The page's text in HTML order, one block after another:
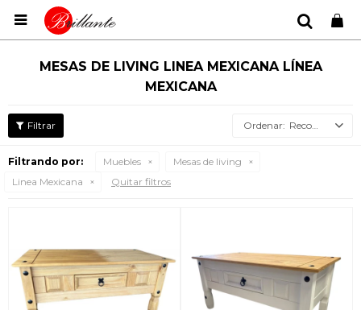

MESAS DE LIVING LINEA MEXICANA LÍNEA
MEXICANA
Recomendados
Filtrando por: Muebles
Mesas de living
Linea Mexicana
Quitar filtros